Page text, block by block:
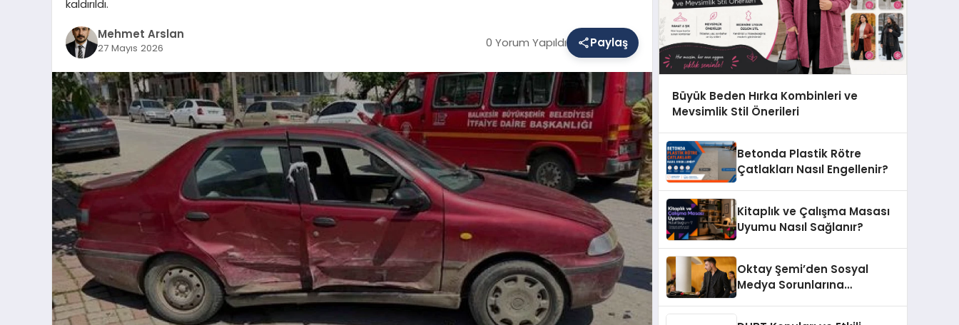
kaldırıldı.
Mehmet Arslan
27 Mayıs 2026 0 Yorum Yapıldı Paylaş
Büyük Beden Hırka Kombinleri ve
Mevsimlik Stil Önerileri
Betonda Plastik Rötre
Çatlakları Nasıl Engellenir?
Kitaplık ve Çalışma Masası
Uyumu Nasıl Sağlanır?
Oktay Şemi’den Sosyal
Medya Sorunlarına